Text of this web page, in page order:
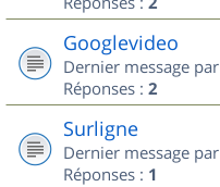
Googlevideo
Dernier message par
Réponses : 2
Surligne
Dernier message par
Réponses : 1